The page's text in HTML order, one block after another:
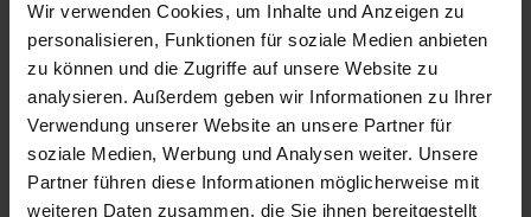
Wir verwenden Cookies, um Inhalte und Anzeigen zu
personalisieren, Funktionen für soziale Medien anbieten
zu können und die Zugriffe auf unsere Website zu
analysieren. Außerdem geben wir Informationen zu Ihrer
Verwendung unserer Website an unsere Partner für
soziale Medien, Werbung und Analysen weiter. Unsere
Partner führen diese Informationen möglicherweise mit
weiteren Daten zusammen, die Sie ihnen bereitgestellt